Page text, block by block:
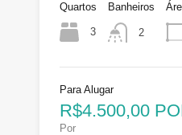
Quartos
3
Banheiros
2
Para Alugar
R$4.500,00
Por